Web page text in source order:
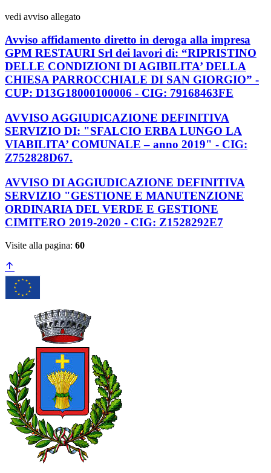
vedi avviso allegato
Avviso affidamento diretto in deroga alla impresa
GPM RESTAURI Srl dei lavori di: “RIPRISTINO
DELLE CONDIZIONI DI AGIBILITA’ DELLA
CHIESA PARROCCHIALE DI SAN GIORGIO” -
CUP: D13G18000100006 - CIG: 79168463FE
AVVISO AGGIUDICAZIONE DEFINITIVA
SERVIZIO DI: "SFALCIO ERBA LUNGO LA
VIABILITA’ COMUNALE – anno 2019" - CIG:
Z752828D67.
AVVISO DI AGGIUDICAZIONE DEFINITIVA
SERVIZIO "GESTIONE E MANUTENZIONE
ORDINARIA DEL VERDE E GESTIONE
CIMITERO 2019-2020 - CIG: Z1528292E7
Visite alla pagina: 60